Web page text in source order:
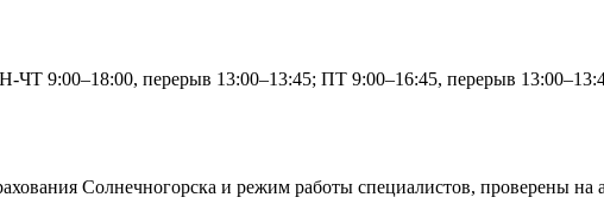
ЧТ 9:00–18:00, перерыв 13:00–13:45; ПТ 9:00–16:45, перерыв
Солнечногорска и режим работы специалистов, проверены на